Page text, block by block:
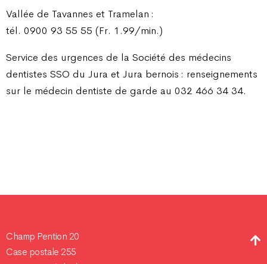
Vallée de Tavannes et Tramelan :
tél. 0900 93 55 55 (Fr. 1.99/min.)
Service des urgences de la Société des médecins
dentistes SSO du Jura et Jura bernois : renseignements
sur le médecin dentiste de garde au 032 466 34 34.
Champ Pention 20
Case postale 255